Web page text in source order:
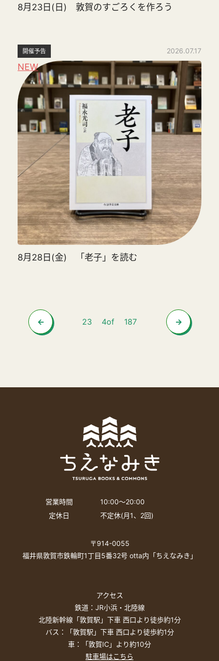
8月23日(日) 敦賀のすごろくを作ろう
開催予告 2026.07.17
NEW
8月28日(金) 「老子」を読む
23 4of 187
営業時間
10:00〜20:00
定休日
不定休(月1、2回)
〒914-0055
福井県敦賀市鉄輪町1丁目5番32号 otta内「ちえなみき」
アクセス
鉄道：JR小浜・北陸線
北陸新幹線「敦賀駅」下車 西口より徒歩約1分
バス：「敦賀駅」下車 西口より徒歩約1分
車：「敦賀IC」より約10分
駐車場はこちら